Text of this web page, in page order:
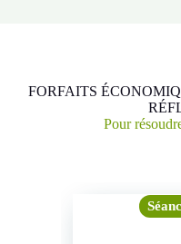
FORFAITS
Pour